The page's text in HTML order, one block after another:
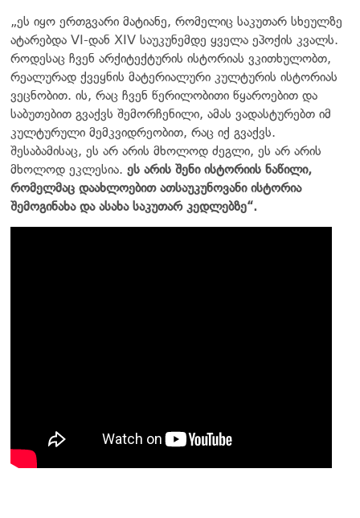
„ეს იყო ერთგვარი მატიანე, რომელიც საკუთარ სხეულზე
ატარებდა VI-დან XIV საუკუნემდე ყველა ეპოქის კვალს.
როდესაც ჩვენ არქიტექტურის ისტორიას ვკითხულობთ,
რეალურად ქვეყნის მატერიალური კულტურის ისტორიას
ვეცნობით. ის, რაც ჩვენ წერილობითი წყაროებით და
საბუთებით გვაქვს შემორჩენილი, ამას ვადასტურებთ იმ
კულტურული მემკვიდრეობით, რაც იქ გვაქვს.
შესაბამისაც, ეს არ არის მხოლოდ ძეგლი, ეს არ არის
მხოლოდ ეკლესია. ეს არის შენი ისტორიის ნაწილი,
რომელმაც დაახლოებით ათსაუკუნოვანი ისტორია
შემოგინახა და ასახა საკუთარ კედლებზე“.